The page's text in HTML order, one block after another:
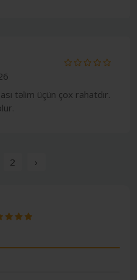
təlim üçün çox rahatdır.
2 ›